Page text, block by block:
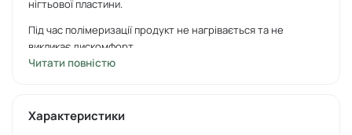
нігтьової пластини.
Під час полімеризації продукт не нагрівається та не
викликає дискомфорт.
Колекція:SPARKLING
Жорсткість/еластичність:
Читати повністю
Характеристики